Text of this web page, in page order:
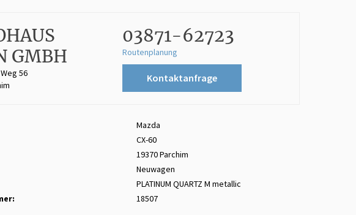
GMBH
56
03871-62723
Routenplanung
Kontaktanfrage
Mazda
CX-60
19370 Parchim
Neuwagen
PLATINUM QUARTZ M metallic
18507